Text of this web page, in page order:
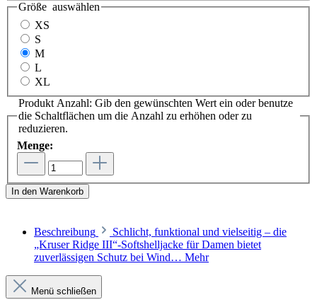
Größe auswählen
XS
S
M
L
XL
Menge:
Produkt Anzahl: Gib den gewünschten Wert ein oder benutze
die Schaltflächen um die Anzahl zu erhöhen oder zu
reduzieren.
In den Warenkorb
Beschreibung
Schlicht, funktional und vielseitig – die
„Kruser Ridge III“-Softshelljacke für Damen bietet
zuverlässigen Schutz bei Wind… Mehr
Menü schließen